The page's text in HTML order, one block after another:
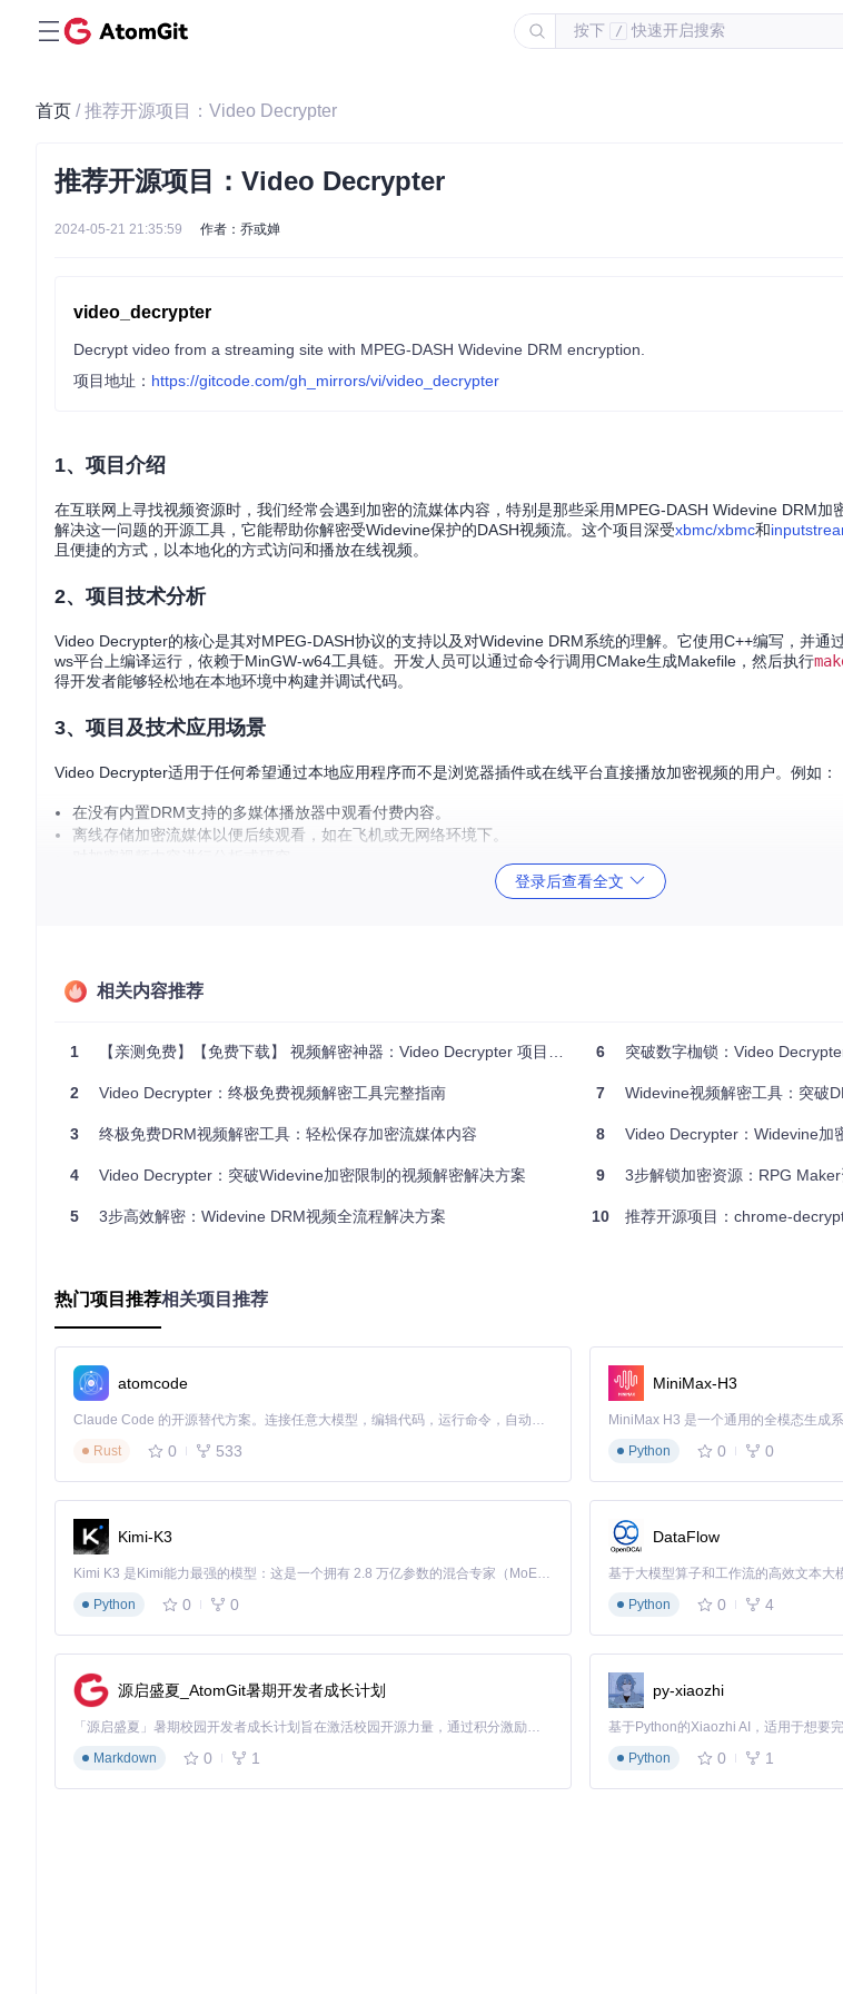
按下 / 快速开启搜索
首页 / 推荐开源项目：Video Decrypter
推荐开源项目：Video Decrypter
2024-05-21 21:35:59 作者：乔或婵
video_decrypter
Decrypt video from a streaming site with MPEG-DASH Widevine DRM encryption.
项目地址： https://gitcode.com/gh_mirrors/vi/video_decrypter
1、项目介绍
在互联网上寻找视频资源时，我们经常会遇到加密的流媒体内容，特别是那些采用MPEG-DASH Widevine DRM加
解决这一问题的开源工具，它能帮助你解密受Widevine保护的DASH视频流。这个项目深受xbmc/xbmc和
且便捷的方式，以本地化的方式访问和播放在线视频。
2、项目技术分析
Video Decrypter的核心是其对MPEG-DASH协议的支持以及对Widevine DRM系统的理解。它使用C++编写，并通
ws平台上编译运行，依赖于MinGW-w64工具链。开发人员可以通过命令行调用CMake生成Makefile，然后执行
得开发者能够轻松地在本地环境中构建并调试代码。
3、项目及技术应用场景
Video Decrypter适用于任何希望通过本地应用程序而不是浏览器插件或在线平台直接播放加密视频的用户。例如：
在没有内置DRM支持的多媒体播放器中观看付费内容。
离线存储加密流媒体以便后续观看，如在飞机或无网络环境下。
如果你是一个开发者，这个项目可以作为学习如何处理DRM系统和MPEG-DASH协议的良好起点。
易用性: 提供清晰的编译说明，即使是初学者也能快速上手。
安全解密: 使用广受认可的Widevine DRM系统，确保合法内容的正确使用。
源工具。立即加入项目，开启你的解密之旅吧！
Decrypt video from a streaming site with MPEG-DASH Widevine DRM encryption.
项目地址：https://gitcode.com/gh_mirrors/vi/video_decrypter
登录后查看全文
相关内容推荐
1 【亲测免费】【免费下载】 视频解密神器：Video Decrypter 项目推荐
2 Video Decrypter：终极免费视频解密工具完整指南
3 终极免费DRM视频解密工具：轻松保存加密流媒体内容
4 Video Decrypter：突破Widevine加密限制的视频解密解决方案
5 3步高效解密：Widevine DRM视频全流程解决方案
6 突破数字枷锁：Video
7 Widevine视频解密工具：突破
8 Video Decrypter：Widevine加
9 3步解锁加密资源：RPG
10 推荐开源项目：chrome-
热门项目推荐相关项目推荐
atomcode
Claude Code 的开源替代方案。连接任意大模型，编辑代码，运行命令，自动验证 — 全自动执行。用 Rust 构建，极致性能。 ｜ An open-source alternative to Claude Code. Connect any LLM, edit code, run commands, and verify changes — autonomously. Built in Rust for speed. Get Started
Rust
0 533
MiniMax-H3
Python
0 0
Kimi-K3
Kimi K3 是Kimi能力最强的模型：这是一个拥有 2.8 万亿参数的混合专家（MoE）模型，具备原生视觉理解能力，并支持 100 万 token 的上下文窗口。
Python
0 0
DataFlow
基于大模型算子和工作流的高效文本大
Python
0 4
源启盛夏_AtomGit暑期开发者成长计划
「源启盛夏」暑期校园开发者成长计划旨在激活校园开源力量，通过积分激励、认证扶持、资源倾斜等形式，引导高校组织和开发者完成「入驻 — 建项目 — 做贡献 — 获认证 — 得资源」的完整闭环。无论你是想带领社团入驻平台的组织者，还是希望用代码贡献证明自己的开发者，都能在这里找到属于你的成长路径。
Markdown
0 1
py-xiaozhi
Python
0 1